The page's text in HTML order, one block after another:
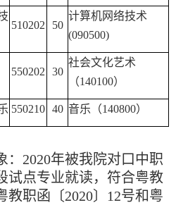
510202 50
计算机网络技术
(090500)
550202 30
社会文化艺术
（140100）
550210 40 音乐（140800）
2020年被我院对口中职
试点专业就读，符合粤教
教职函〔2020〕 12号和粤